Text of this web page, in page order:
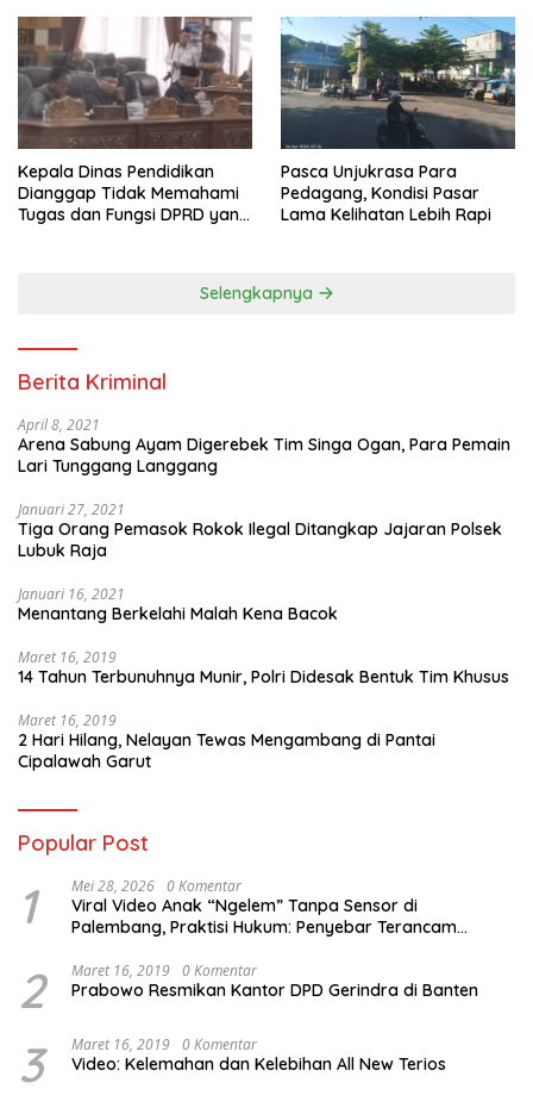
Kepala Dinas Pendidikan
Dianggap Tidak Memahami
Tugas dan Fungsi DPRD yang
Pasca Unjukrasa Para
Pedagang, Kondisi Pasar
Lama Kelihatan Lebih Rapi
Selengkapnya
Berita Kriminal
April 8, 2021
Arena Sabung Ayam Digerebek Tim Singa Ogan, Para Pemain
Lari Tunggang Langgang
Januari 27, 2021
Tiga Orang Pemasok Rokok Ilegal Ditangkap Jajaran Polsek
Lubuk Raja
Januari 16, 2021
Menantang Berkelahi Malah Kena Bacok
Maret 16, 2019
14 Tahun Terbunuhnya Munir, Polri Didesak Bentuk Tim Khusus
Maret 16, 2019
2 Hari Hilang, Nelayan Tewas Mengambang di Pantai
Cipalawah Garut
Popular Post
1 Mei 28, 2026 0 Komentar
Viral Video Anak “Ngelem” Tanpa Sensor di
Palembang, Praktisi Hukum: Penyebar Terancam
2 Maret 16, 2019 0 Komentar
Prabowo Resmikan Kantor DPD Gerindra di Banten
3 Maret 16, 2019 0 Komentar
Video: Kelemahan dan Kelebihan All New Terios